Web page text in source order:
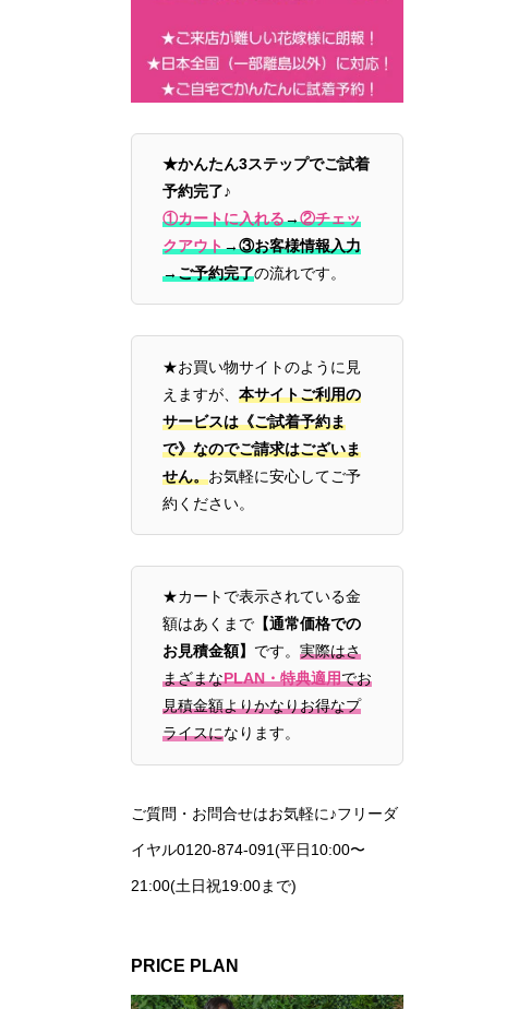
★かんたん3ステップでご試着
予約完了♪
①カートに入れる→②チェッ
クアウト→③お客様情報入力
→ご予約完了の流れです。
★お買い物サイトのように見
えますが、 本サイトご利用の
サービスは《ご試着予約ま
で》なのでご請求はございま
せん。お気軽に安心してご予
約ください。
★カートで表示されている金
額はあくまで 【通常価格での
お見積金額】 です。 実際はさ
まざまなPLAN・特典適用でお
見積金額よりかなりお得なプ
ライスになります。
ご質問・お問合せはお気軽に♪フリーダ
イヤル0120-874-091(平日10:00〜
21:00(土日祝19:00まで)
PRICE PLAN